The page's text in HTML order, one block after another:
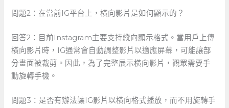
問題2：在當前IG平台上，橫向影片是如何顯示的？
回答2：目前Instagram主要支持縱向顯示格式。當用戶上傳
橫向影片時，IG通常會自動調整影片以適應屏幕，可能讓部
分畫面被裁剪。因此，為了完整展示橫向影片，觀眾需要手
動旋轉手機。
問題3：是否有辦法讓IG影片以橫向格式播放，而不用旋轉手